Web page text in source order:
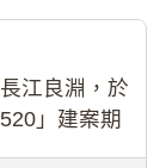
江良淵，於
」建案期